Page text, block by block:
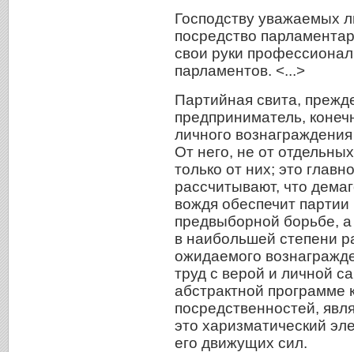
Господству уважаемых
посредство
свои руки
парламентов. <...>
Партийная свита,
предприниматель,
личного
От него, не от
только от них; это
рассчитывают, что
вождя обеспечит
предвыборной борьбе,
в наибольшей степени
ожидаемого
труд с верой и личной
абстрактной программе
посредственностей,
это харизматический
его движущих сил.